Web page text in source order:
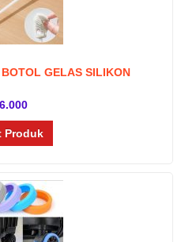
GELAS SILIKON
Produk